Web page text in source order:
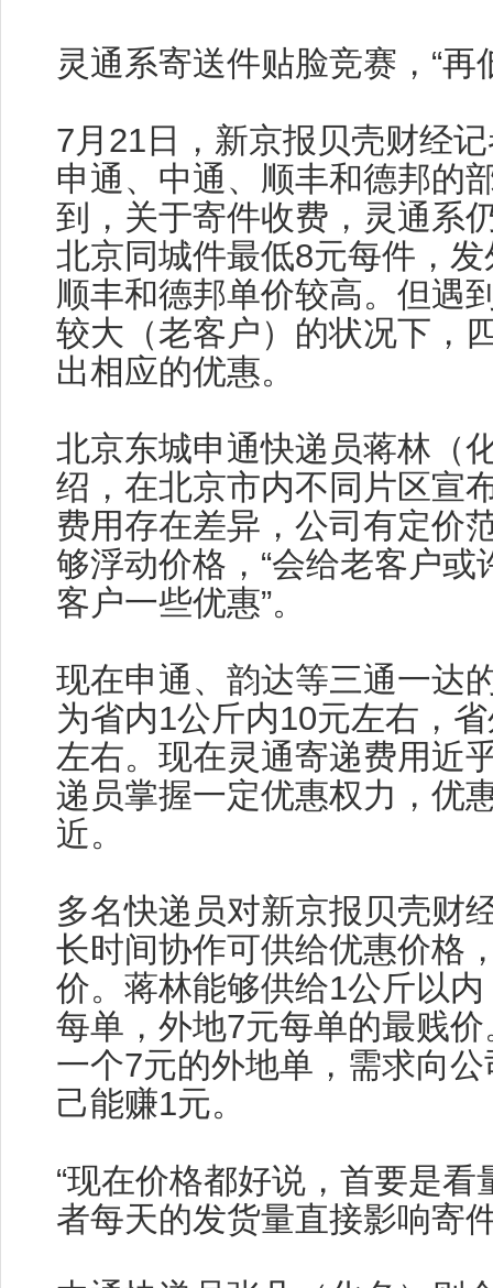
灵通系寄送件贴脸竞赛，“再
7月21日，新京报贝壳财经
申通、中通、顺丰和德邦的
到，关于寄件收费，灵通系
北京同城件最低8元每件，
顺丰和德邦单价较高。但遇
较大（老客户）的状况下，
出相应的优惠。
北京东城申通快递员蒋林（
绍，在北京市内不同片区宣
费用存在差异，公司有定价
够浮动价格，“会给老客户或
客户一些优惠”。
现在申通、韵达等三通一达
为省内1公斤内10元左右，
左右。现在灵通寄递费用近
递员掌握一定优惠权力，优
近。
多名快递员对新京报贝壳财
长时间协作可供给优惠价格
价。蒋林能够供给1公斤以
每单，外地7元每单的最贱
一个7元的外地单，需求向
己能赚1元。
“现在价格都好说，首要是看
者每天的发货量直接影响寄